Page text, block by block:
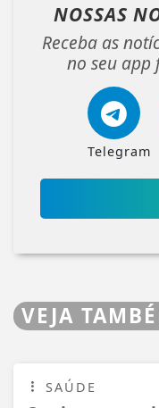
NOSSAS
Receba as
no seu app
Telegram
VEJA
SAÚDE